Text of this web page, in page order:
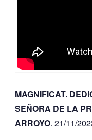
MAGNIFICAT.
SEÑORA DE LA
ARROYO. 21/11/